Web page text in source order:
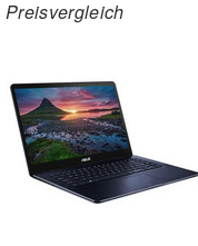
Preisvergleich